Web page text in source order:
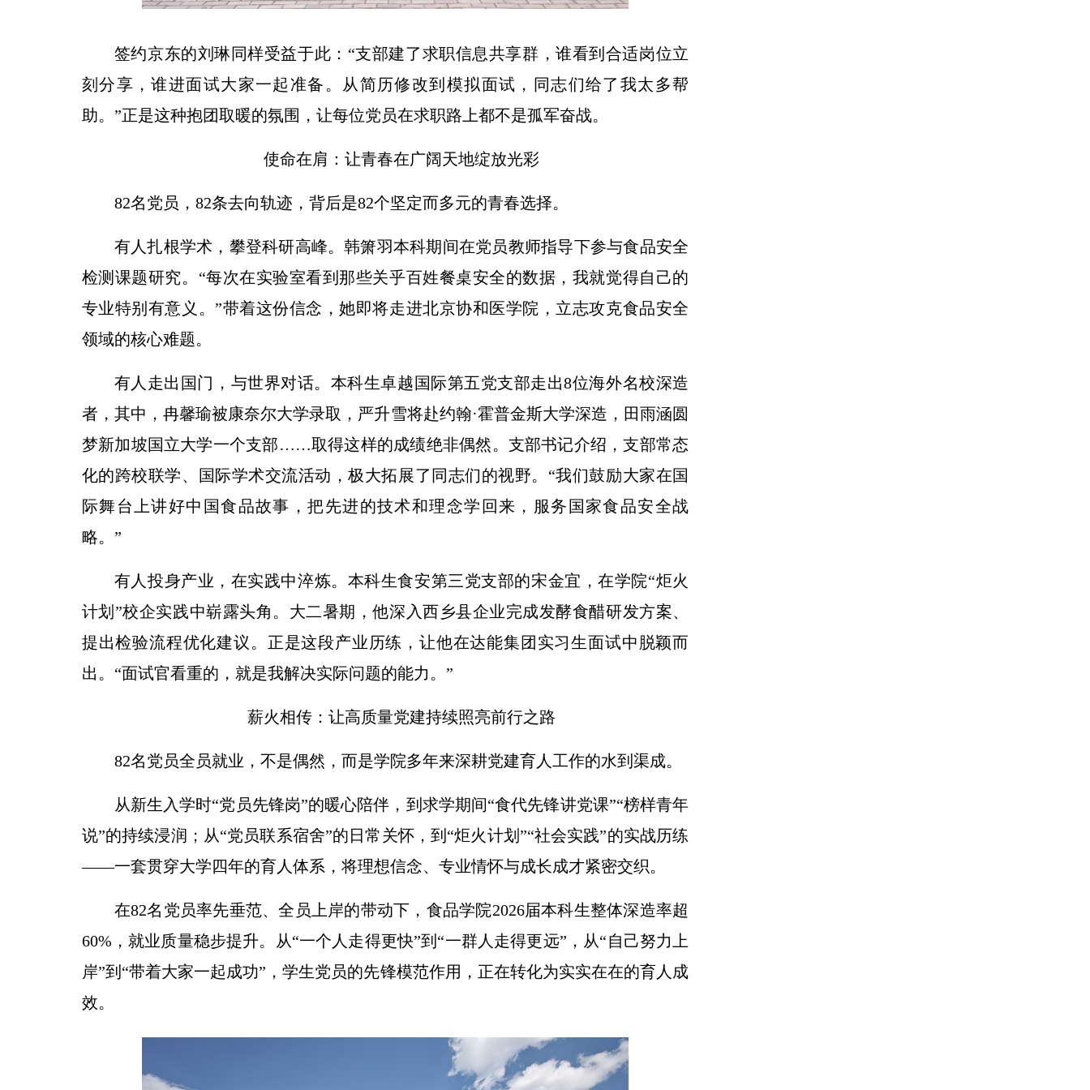
签约京东的刘琳同样受益于此：“支部建了求职信息共享群，谁看到合适岗位立
刻分享，谁进面试大家一起准备。从简历修改到模拟面试，同志们给了我太多帮
助。”正是这种抱团取暖的氛围，让每位党员在求职路上都不是孤军奋战。
使命在肩：让青春在广阔天地绽放光彩
82名党员，82条去向轨迹，背后是82个坚定而多元的青春选择。
有人扎根学术，攀登科研高峰。韩箫羽本科期间在党员教师指导下参与食品安全
检测课题研究。“每次在实验室看到那些关乎百姓餐桌安全的数据，我就觉得自己的
专业特别有意义。”带着这份信念，她即将走进北京协和医学院，立志攻克食品安全
领域的核心难题。
有人走出国门，与世界对话。本科生卓越国际第五党支部走出8位海外名校深造
者，其中，冉馨瑜被康奈尔大学录取，严升雪将赴约翰·霍普金斯大学深造，田雨涵圆
梦新加坡国立大学一个支部……取得这样的成绩绝非偶然。支部书记介绍，支部常态
化的跨校联学、国际学术交流活动，极大拓展了同志们的视野。“我们鼓励大家在国
际舞台上讲好中国食品故事，把先进的技术和理念学回来，服务国家食品安全战
略。”
有人投身产业，在实践中淬炼。本科生食安第三党支部的宋金宜，在学院“炬火
计划”校企实践中崭露头角。大二暑期，他深入西乡县企业完成发酵食醋研发方案、
提出检验流程优化建议。正是这段产业历练，让他在达能集团实习生面试中脱颖而
出。“面试官看重的，就是我解决实际问题的能力。”
薪火相传：让高质量党建持续照亮前行之路
82名党员全员就业，不是偶然，而是学院多年来深耕党建育人工作的水到渠成。
从新生入学时“党员先锋岗”的暖心陪伴，到求学期间“食代先锋讲党课”“榜样青年
说”的持续浸润；从“党员联系宿舍”的日常关怀，到“炬火计划”“社会实践”的实战历练
——一套贯穿大学四年的育人体系，将理想信念、专业情怀与成长成才紧密交织。
在82名党员率先垂范、全员上岸的带动下，食品学院2026届本科生整体深造率超
60%，就业质量稳步提升。从“一个人走得更快”到“一群人走得更远”，从“自己努力上
岸”到“带着大家一起成功”，学生党员的先锋模范作用，正在转化为实实在在的育人成
效。